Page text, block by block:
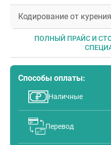
Кодирование от
ПОЛНЫЙ ПРАЙС И
Способы оплаты:
Наличные
Перевод